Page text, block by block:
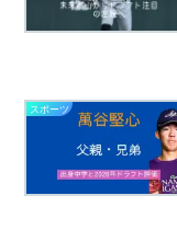
スポーツ